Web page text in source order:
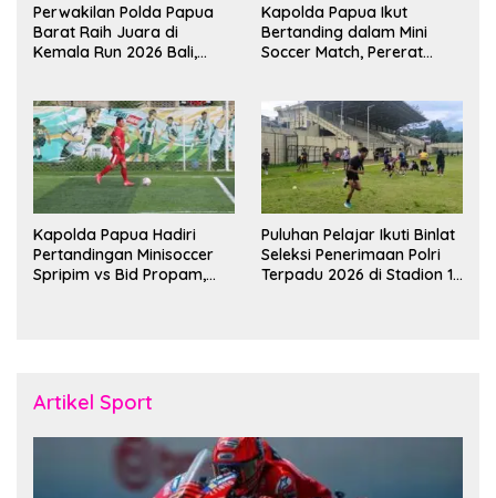
Perwakilan Polda Papua
Barat Raih Juara di
Kemala Run 2026 Bali,
Kapolda Papua Ikut
Bertanding dalam Mini
Soccer Match, Pererat
Kapolda Papua Hadiri
Pertandingan Minisoccer
Spripim vs Bid Propam,
Puluhan Pelajar Ikuti Binlat
Seleksi Penerimaan Polri
Terpadu 2026 di Stadion 16
Artikel Sport